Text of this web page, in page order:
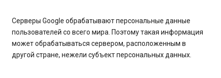
Серверы Google обрабатывают персональные данные
пользователей со всего мира. Поэтому такая информация
может обрабатываться сервером, расположенным в
другой стране, нежели субъект персональных данных.